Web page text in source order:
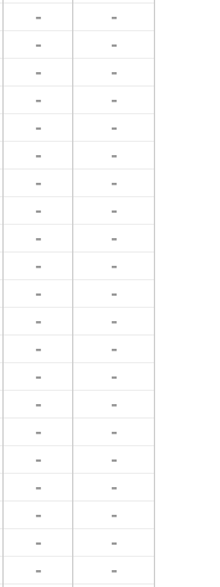
-
-
-
-
-
-
-
-
-
-
-
-
-
-
-
-
-
-
-
-
-
-
-
-
-
-
-
-
-
-
-
-
-
-
-
-
-
-
-
-
-
-